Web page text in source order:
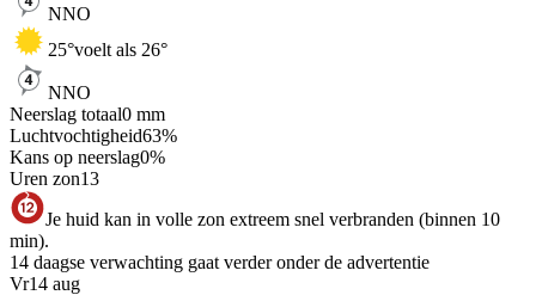
NNO
25°voelt als 26°
NNO
Neerslag totaal0 mm
Luchtvochtigheid63%
Kans op neerslag0%
Uren zon13
Je huid kan in volle zon extreem snel verbranden (binnen 10
min).
14 daagse verwachting gaat verder onder de advertentie
Vr14 aug